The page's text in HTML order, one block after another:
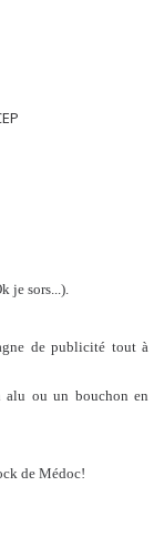
je sors...).
de publicité tout à
alu ou un bouchon en
de Médoc!